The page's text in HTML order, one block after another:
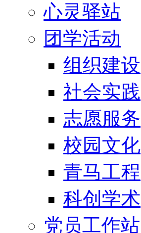
心灵驿站
团学活动
组织建设
社会实践
志愿服务
校园文化
青马工程
科创学术
党员工作站